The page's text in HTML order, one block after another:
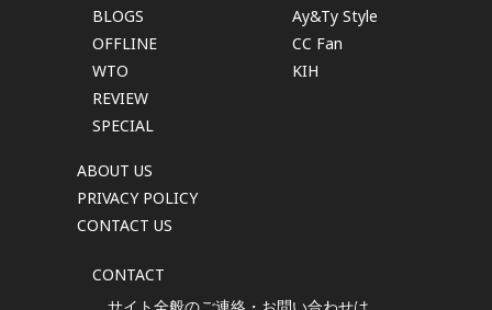
BLOGS
OFFLINE
WTO
REVIEW
SPECIAL
ABOUT US
PRIVACY POLICY
CONTACT US
Ay&Ty Style
CC Fan
KIH
CONTACT